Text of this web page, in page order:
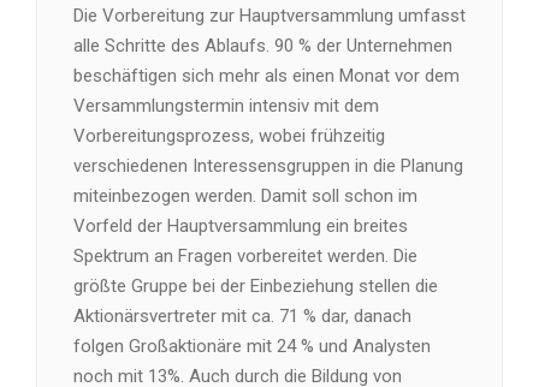
Die Vorbereitung zur Hauptversammlung umfasst
alle Schritte des Ablaufs. 90 % der Unternehmen
beschäftigen sich mehr als einen Monat vor dem
Versammlungstermin intensiv mit dem
Vorbereitungsprozess, wobei frühzeitig
verschiedenen Interessensgruppen in die Planung
miteinbezogen werden. Damit soll schon im
Vorfeld der Hauptversammlung ein breites
Spektrum an Fragen vorbereitet werden. Die
größte Gruppe bei der Einbeziehung stellen die
Aktionärsvertreter mit ca. 71 % dar, danach
folgen Großaktionäre mit 24 % und Analysten
noch mit 13%. Auch durch die Bildung von